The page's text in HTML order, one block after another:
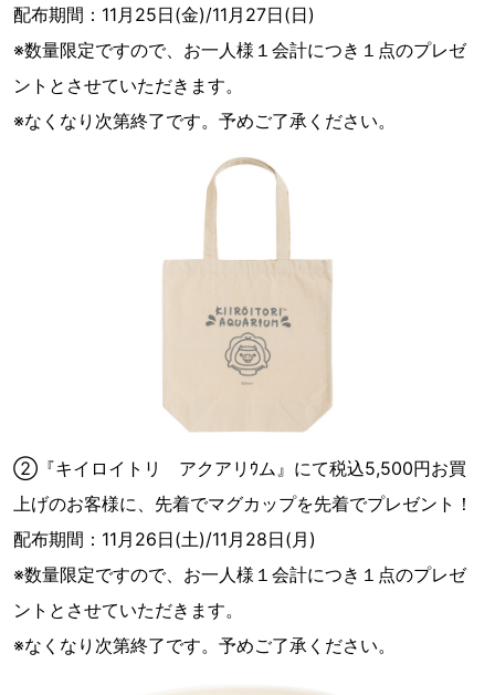
配布期間：11月25日(金)/11月27日(日)
※数量限定ですので、お一人様１会計につき１点のプレゼ
ントとさせていただきます。
※なくなり次第終了です。予めご了承ください。
②『キイロイトリ アクアリｳム』にて税込5,500円お買
上げのお客様に、先着でマグカップを先着でプレゼント！
配布期間：11月26日(土)/11月28日(月)
※数量限定ですので、お一人様１会計につき１点のプレゼ
ントとさせていただきます。
※なくなり次第終了です。予めご了承ください。